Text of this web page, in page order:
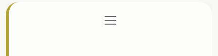
Gizlilik Politikası
menüyü
aç